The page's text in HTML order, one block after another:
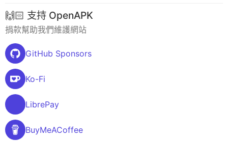
🙌🏻 支持 OpenAPK
捐款幫助我們維護網站
GitHub Sponsors
Ko-Fi
LibrePay
BuyMeACoffee